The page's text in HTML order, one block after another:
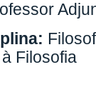
Filosofia